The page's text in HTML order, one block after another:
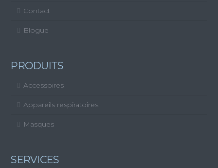
Contact
Blogue
PRODUITS
Accessoires
Appareils respiratoires
Masques
SERVICES